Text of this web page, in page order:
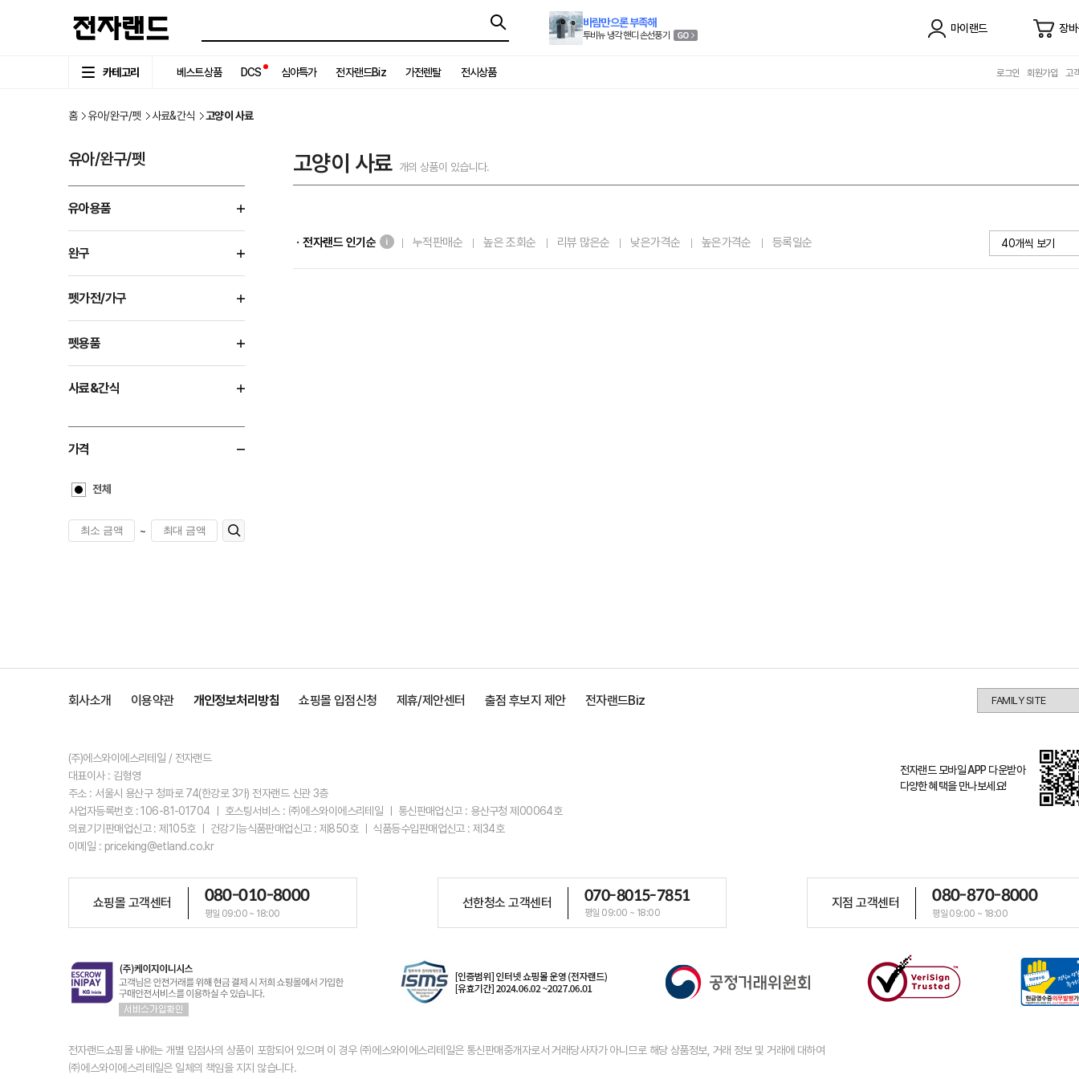
바람만으론 부족해
투비뉴 냉각 핸디 손선풍기
마이랜드 장
카테고리 베스트상품 DCS 심야특가 전자랜드Biz 가전렌탈 전시상품 로그인 회원가입 고
홈 유아/완구/펫 사료&간식 고양이 사료
유아/완구/펫
유아용품
완구
펫가전/가구
펫용품
사료&간식
가격
전체
~
고양이 사료 개의 상품이 있습니다.
ㆍ전자랜드 인기순 누적판매순 높은 조회순 리뷰 많은순 낮은가격순 높은가격순 등록일순
회사소개 이용약관 개인정보처리방침 쇼핑몰 입점신청 제휴/제안센터 출점 후보지 제안 전자랜드Biz
(주)에스와이에스리테일 / 전자랜드
대표이사 : 김형영
주소 : 서울시 용산구 청파로 74(한강로 3가) 전자랜드 신관 3층
사업자등록번호 : 106-81-01704 ㅣ 호스팅서비스 : ㈜에스와이에스리테일 ㅣ 통신판매업신고 : 용산구청 제00064호
의료기기판매업신고 : 제105호 ㅣ 건강기능식품판매업신고 : 제850호 ㅣ 식품등수입판매업신고 : 제34호
이메일 : priceking@etland.co.kr
전자랜드 모바일 APP 다운받아
다양한 혜택을 만나보세요!
쇼핑몰 고객센터 080-010-8000
평일 09:00 ~ 18:00
선한청소 고객센터 070-8015-7851
평일 09:00 ~ 18:00
지점 고객센터 080-870-8000
평일 09:00 ~ 18:00
전자랜드쇼핑몰 내에는 개별 입점사의 상품이 포함되어 있으며 이 경우 ㈜에스와이에스리테일은 통신판매중개자로서 거래당사자가 아니므로 해당 상품정보, 거래 정보 및 거래에 대하여
㈜에스와이에스리테일은 일체의 책임을 지지 않습니다.